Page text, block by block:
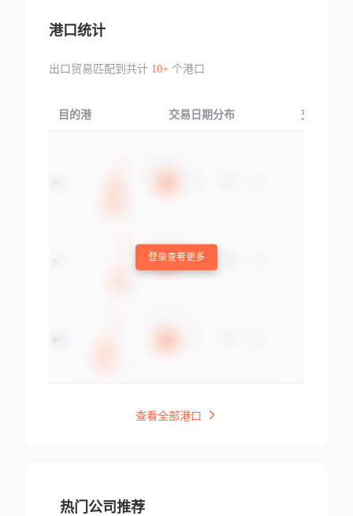
港口统计
出口贸易匹配到共计 10+个港口
目的港 交易日期分布 交易产品
登录查看更多
查看全部港口
热门公司推荐